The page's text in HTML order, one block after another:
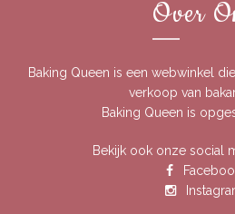
Over
Baking Queen is een webwinkel
verkoop van
Baking Queen is
Bekijk ook onze social